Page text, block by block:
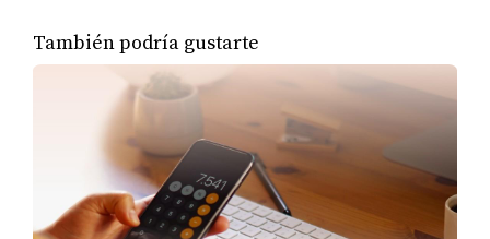
impuestos a la propiedad; esta cantidad puede ser
restada de tus ingresos imponibles, lo cual es un
alivio significativo.
Gastos de Cierre
Los gastos de cierre son otros costos asociados con
la compra de una vivienda que pueden ser
También podría gustarte